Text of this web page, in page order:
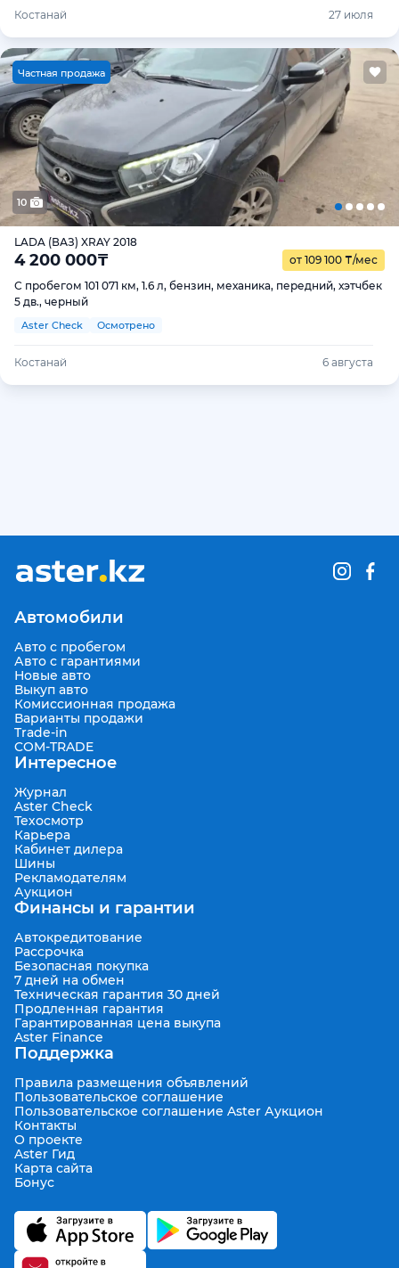
Костанай 27 июля
Частная продажа
10
LADA (ВАЗ) XRAY 2018
4 200 000₸ от 109 100 ₸/мес
С пробегом 101 071 км, 1.6 л, бензин, механика, передний, хэтчбек
5 дв., черный
Aster Check Осмотрено
Костанай 6 августа
Автомобили
Авто с пробегом
Авто с гарантиями
Новые авто
Выкуп авто
Комиссионная продажа
Варианты продажи
Trade-in
COM-TRADE
Интересное
Журнал
Aster Check
Техосмотр
Карьера
Кабинет дилера
Шины
Рекламодателям
Аукцион
Финансы и гарантии
Автокредитование
Рассрочка
Безопасная покупка
7 дней на обмен
Техническая гарантия 30 дней
Продленная гарантия
Гарантированная цена выкупа
Aster Finance
Поддержка
Правила размещения объявлений
Пользовательское соглашение
Пользовательское соглашение Aster Аукцион
Контакты
О проекте
Aster Гид
Карта сайта
Бонус